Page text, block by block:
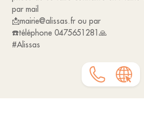
par mail
📩mairie@alissas.fr ou par
☎️téléphone 0475651281🙏
#Alissas